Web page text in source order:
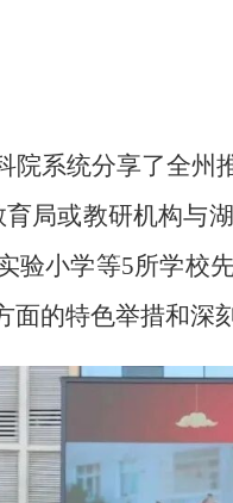
系统分享了全州
局或教研机构与
小学等5所学校
的特色举措和深